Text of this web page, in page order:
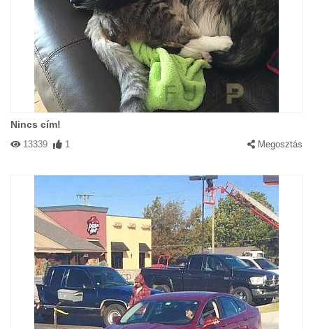
Nincs cím!
13339 1 Megosztás